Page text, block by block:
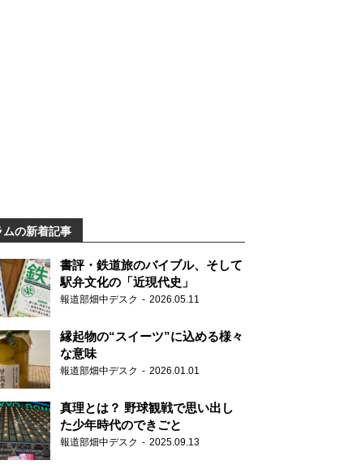
ムの新着記事
書評・鉄道旅のバイブル、そして
駅弁文化の「近現代史」
報道部畑中デスク 2026.05.11
縁起物の“スイーツ”に込める様々
な意味
報道部畑中デスク 2026.01.01
真理とは？ 野球観戦で思い出し
た少年時代のできごと
報道部畑中デスク 2025.09.13